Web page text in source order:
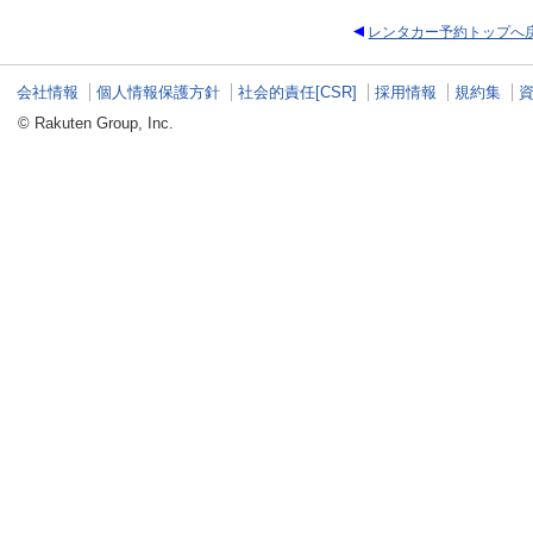
レンタカー予約トップへ
会社情報 個人情報保護方針 社会的責任[CSR] 採用情報 規約集
© Rakuten Group, Inc.